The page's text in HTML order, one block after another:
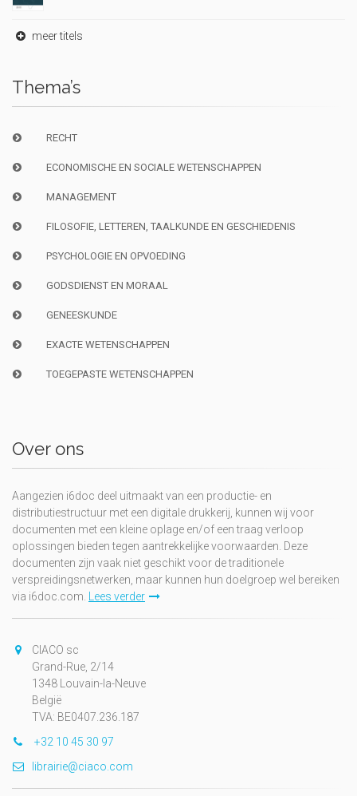
meer titels
Thema’s
RECHT
ECONOMISCHE EN SOCIALE WETENSCHAPPEN
MANAGEMENT
FILOSOFIE, LETTEREN, TAALKUNDE EN GESCHIEDENIS
PSYCHOLOGIE EN OPVOEDING
GODSDIENST EN MORAAL
GENEESKUNDE
EXACTE WETENSCHAPPEN
TOEGEPASTE WETENSCHAPPEN
Over ons
Aangezien i6doc deel uitmaakt van een productie- en
distributiestructuur met een digitale drukkerij, kunnen wij voor
documenten met een kleine oplage en/of een traag verloop
oplossingen bieden tegen aantrekkelijke voorwaarden. Deze
documenten zijn vaak niet geschikt voor de traditionele
verspreidingsnetwerken, maar kunnen hun doelgroep wel bereiken
via i6doc.com.
Lees verder
CIACO sc
Grand-Rue, 2/14
1348 Louvain-la-Neuve
België
TVA: BE0407.236.187
+32 10 45 30 97
librairie@ciaco.com